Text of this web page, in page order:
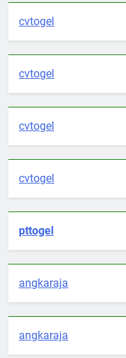
cvtogel
cvtogel
cvtogel
cvtogel
pttogel
angkaraja
angkaraja